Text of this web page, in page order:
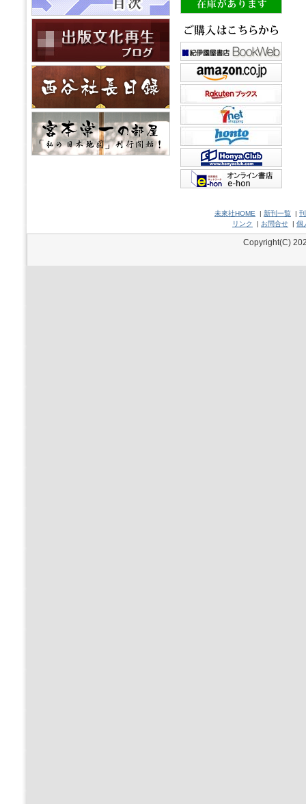
未來社HOME | 新刊一覧 |
リンク
| お問合せ | 個
Copyright(C)